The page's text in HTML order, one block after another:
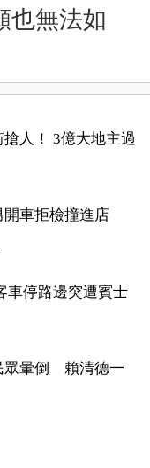
也無法如
人！ 3億大地主過
車拒檢撞進店
車停路邊突遭賓士
眾暈倒 賴清德一